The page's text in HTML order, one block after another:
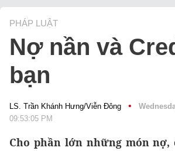
PHÁP LUẬT
Nợ nần và
bạn
LS. Trần Khánh Hưng/Viễn Đông •
09:53:05 PM
Cho phần lớn những món